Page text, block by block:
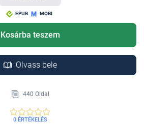
EPUB MOBI
Kosárba teszem
Olvass bele
440 Oldal
0 ÉRTÉKELÉS